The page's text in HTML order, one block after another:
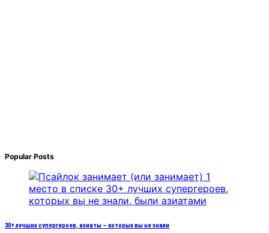
Popular Posts
30+ лучших супергероев, азиаты – которых вы не знали